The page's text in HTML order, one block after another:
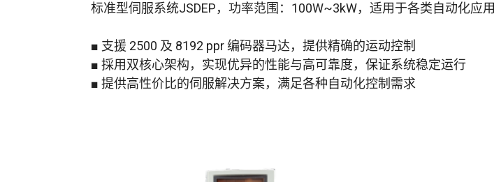
标准型伺服系统JSDEP，功率范围：100W~3kW，适用于各类自动化应用
■ 支援 2500 及 8192 ppr 编码器马达，提供精确的运动控制
■ 採用双核心架构，实现优异的性能与高可靠度，保证系统稳定运行
■ 提供高性价比的伺服解决方案，满足各种自动化控制需求